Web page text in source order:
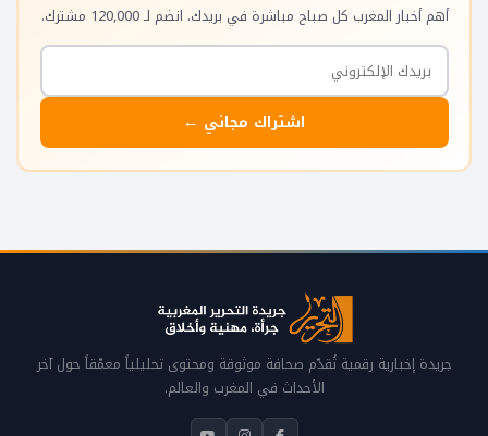
أهم أخبار المغرب كل صباح مباشرة في بريدك. انضم لـ 120,000 مشترك.
اشتراك مجاني ←
جريدة إخبارية رقمية تُقدّم صحافة موثوقة ومحتوى تحليلياً معمّقاً حول آخر
الأحداث في المغرب والعالم.